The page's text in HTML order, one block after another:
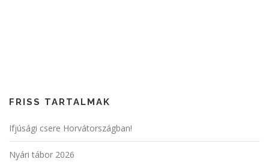
FRISS TARTALMAK
Ifjúsági csere Horvátországban!
Nyári tábor 2026